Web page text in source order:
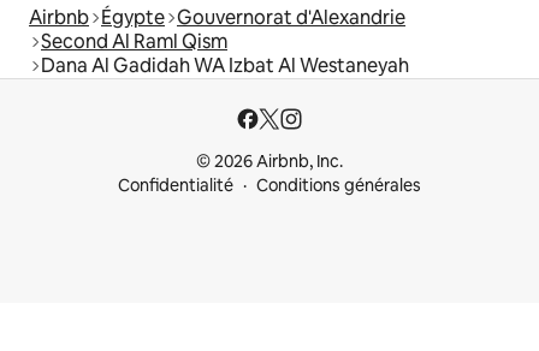
Airbnb Égypte Gouvernorat d'Alexandrie
Second Al Raml Qism
Dana Al Gadidah WA Izbat Al Westaneyah
© 2026 Airbnb, Inc.
Confidentialité
Conditions générales